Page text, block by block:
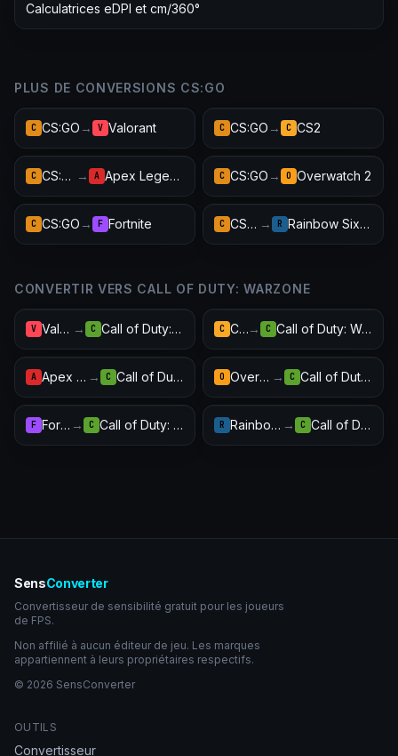
Calculatrices eDPI et cm/360°
PLUS DE CONVERSIONS CS:GO
C CS:GO → V Valorant C CS:GO → C CS2
C CS:GO → A Apex Legends C CS:GO → O Overwatch 2
C CS:GO → F Fortnite C CS:GO → R Rainbow Six Siege
CONVERTIR VERS CALL OF DUTY: WARZONE
V Valorant → C Call of Duty: Warzone C CS2→ C Call of Duty: Warzone
A Apex Legends → C Call of Duty: Warzone O Overwatch 2 → C Call of Duty: Warzone
F Fortnite → C Call of Duty: Warzone R Rainbow Six Siege → C Call of Duty: Warzone
SensConverter
Convertisseur de sensibilité gratuit pour les joueurs
de FPS.
Non affilié à aucun éditeur de jeu. Les marques
appartiennent à leurs propriétaires respectifs.
© 2026 SensConverter
OUTILS
Convertisseur